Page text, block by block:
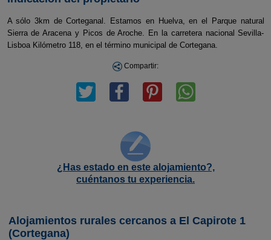
A sólo 3km de Corteganal. Estamos en Huelva, en el Parque natural
Sierra de Aracena y Picos de Aroche. En la carretera nacional Sevilla-
Lisboa Kilómetro 118, en el término municipal de Cortegana.
Compartir:
¿Has estado en este alojamiento?,
cuéntanos tu experiencia.
Alojamientos rurales cercanos a El Capirote 1
(Cortegana)